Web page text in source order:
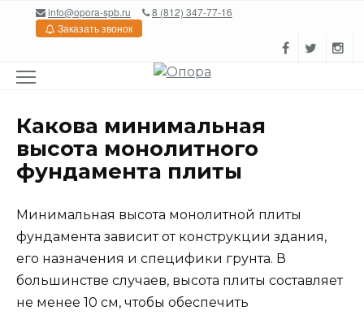
Перейтиinfo@opora-spb.ru
8 (812) 347-77-16
Заказать звонок
Какова минимальная
высота монолитного
фундамента плиты
Минимальная высота монолитной плиты
фундамента зависит от конструкции здания,
его назначения и специфики грунта. В
большинстве случаев, высота плиты составляет
не менее 10 см, чтобы обеспечить